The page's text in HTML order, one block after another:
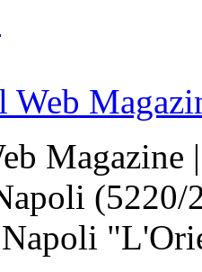
Magazine